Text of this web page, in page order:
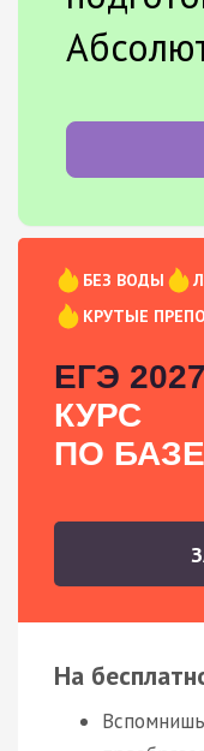
БЕЗ ВОДЫ
КРУТЫЕ
ЕГЭ
КУРС
ПО БАЗЕ
На